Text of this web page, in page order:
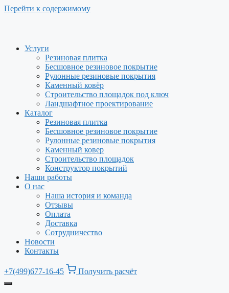
Перейти к содержимому
Услуги
Резиновая плитка
Бесшовное резиновое покрытие
Рулонные резиновые покрытия
Каменный ковёр
Строительство площадок под ключ
Ландшафтное проектирование
Каталог
Резиновая плитка
Бесшовное резиновое покрытие
Рулонные резиновые покрытия
Каменный ковер
Строительство площадок
Конструктор покрытий
Наши работы
О нас
Наша история и команда
Отзывы
Оплата
Доставка
Сотрудничество
Новости
Контакты
+7(499)677-16-45 Получить расчёт